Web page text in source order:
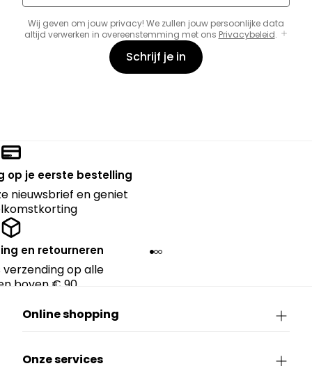
Wij geven om jouw privacy! We zullen jouw persoonlijke data
altijd verwerken in overeenstemming met ons Privacybeleid.
Schrijf je in
op je eerste bestelling
nieuwsbrief en geniet
en retourneren
op alle
boven € 90.
Online shopping
Onze services